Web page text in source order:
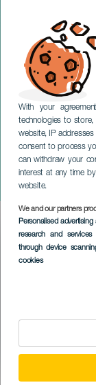
With your
technologies to store,
website, IP
consent to process
can withdraw your
interest at any time
website.
We and our partners
Personalised
research and services
through device
cookies
GRAN
Imagen
Listado
1 to 9 August